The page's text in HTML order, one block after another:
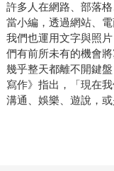
許多人在網路、部落
當小編，透過網站、
我們也運用文字與照
們有前所未有的機會
幾乎整天都離不開鍵
寫作》指出，「現在
溝通、娛樂、遊說，
過去，寫作被認為是